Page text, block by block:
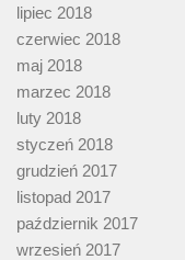
lipiec 2018
czerwiec 2018
maj 2018
marzec 2018
luty 2018
styczeń 2018
grudzień 2017
listopad 2017
październik 2017
wrzesień 2017